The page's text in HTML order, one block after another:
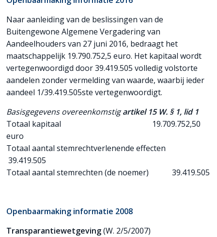
Naar aanleiding van de beslissingen van de
Buitengewone Algemene Vergadering van
Aandeelhouders van 27 juni 2016, bedraagt het
maatschappelijk 19.790.752,5 euro. Het kapitaal wordt
vertegenwoordigd door 39.419.505 volledig volstorte
aandelen zonder vermelding van waarde, waarbij ieder
aandeel 1/39.419.505ste vertegenwoordigt.
Basisgegevens overeenkomstigartikel 15 W. § 1, lid 1
Totaal kapitaal 19.709.752,50
euro
Totaal aantal stemrechtverlenende effecten
39.419.505
Totaal aantal stemrechten (de noemer) 39.419.505
Openbaarmaking informatie 2008
Transparantiewetgeving(W. 2/5/2007)